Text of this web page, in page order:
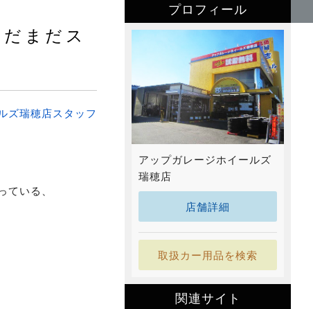
まだス
ズ瑞穂店スタッフ
いる、
プロフィール
アップガレージホイールズ
瑞穂店
店舗詳細
取扱カー用品を検索
関連サイト